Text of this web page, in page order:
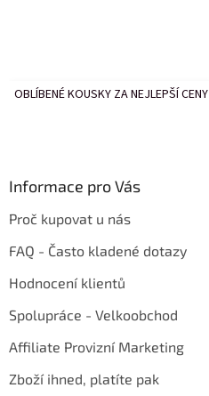
OBLÍBENÉ KOUSKY ZA NEJLEPŠÍ CENY
Informace pro Vás
Proč kupovat u nás
FAQ - Často kladené dotazy
Hodnocení klientů
Spolupráce - Velkoobchod
Affiliate Provizní Marketing
Zboží ihned, platíte pak